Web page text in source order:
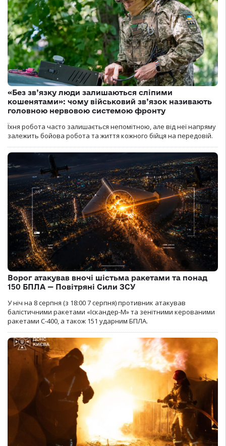
«Без зв’язку люди залишаються сліпими
кошенятами»: чому військовий зв’язок називають
головною нервовою системою фронту
Їхня робота часто залишається непомітною, але від неї напряму
залежить бойова робота та життя кожного бійця на передовій.
Ворог атакував вночі шістьма ракетами та понад
150 БПЛА — Повітряні Сили ЗСУ
У ніч на 8 серпня (з 18:00 7 серпня) противник атакував
балістичними ракетами «Іскандер-М» та зенітними керованими
ракетами С-400, а також 151 ударним БПЛА.